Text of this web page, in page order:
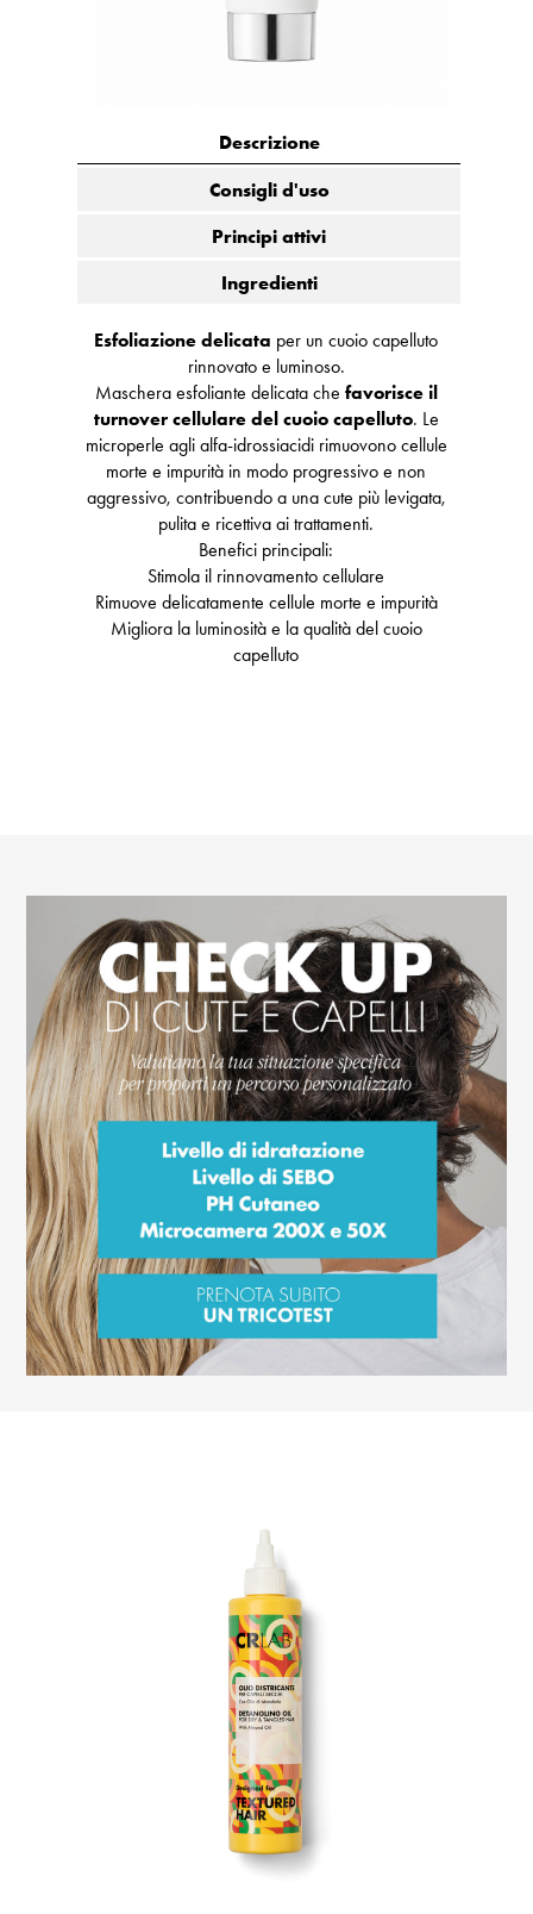
Descrizione
Consigli d'uso
Principi attivi
Ingredienti
Esfoliazione delicata per un cuoio capelluto
rinnovato e luminoso.
Maschera esfoliante delicata che favorisce il
turnover cellulare del cuoio capelluto. Le
microperle agli alfa-idrossiacidi rimuovono cellule
morte e impurità in modo progressivo e non
aggressivo, contribuendo a una cute più levigata,
pulita e ricettiva ai trattamenti.
Benefici principali:
Stimola il rinnovamento cellulare
Rimuove delicatamente cellule morte e impurità
Migliora la luminosità e la qualità del cuoio
capelluto